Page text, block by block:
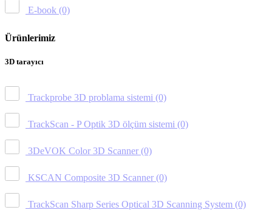
E-book (0)
Ürünlerimiz
3D tarayıcı
Trackprobe 3D problama sistemi (0)
TrackScan - P Optik 3D ölçüm sistemi (0)
3DeVOK Color 3D Scanner (0)
KSCAN Composite 3D Scanner (0)
TrackScan Sharp Series Optical 3D Scanning System (0)